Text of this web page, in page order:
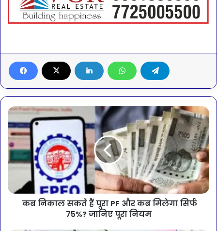
कब निकाल सकते हैं पूरा PF और कब मिलेगा सिर्फ
75%? जानिए पूरा नियम